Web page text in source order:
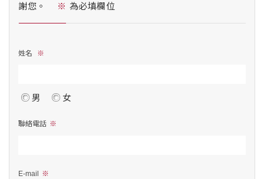
謝您。
為必填欄位
姓名
男 女
聯絡電話
E-mail